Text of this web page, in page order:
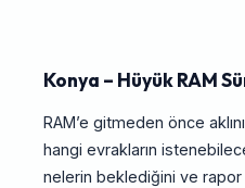
Konya – Hüyük RAM
RAM’e gitmeden önce
hangi evrakların
nelerin beklediğini ve rapor